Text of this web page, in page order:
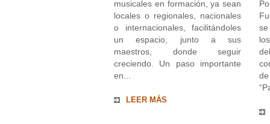
musicales en formación, ya sean
locales o regionales, nacionales
o internacionales, facilitándoles
un espacio, junto a sus
maestros, donde seguir
creciendo. Un paso importante
en...
LEER MÁS
se